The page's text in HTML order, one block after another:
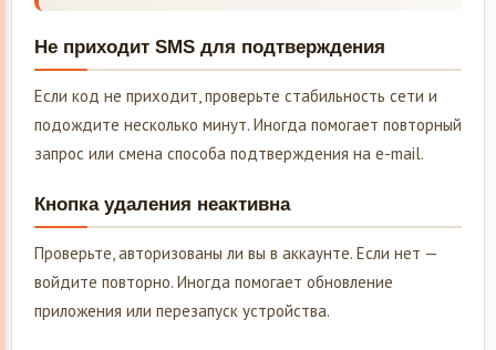
Не приходит SMS для подтверждения
Если код не приходит, проверьте стабильность сети и
подождите несколько минут. Иногда помогает повторный
запрос или смена способа подтверждения на e-mail.
Кнопка удаления неактивна
Проверьте, авторизованы ли вы в аккаунте. Если нет —
войдите повторно. Иногда помогает обновление
приложения или перезапуск устройства.